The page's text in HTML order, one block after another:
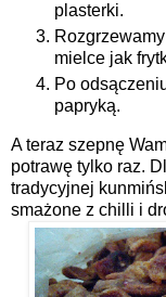
plasterki.
mielce jak
Po
papryką.
A teraz szepnę
potrawę tylko raz.
tradycyjnej
smażone z chilli i